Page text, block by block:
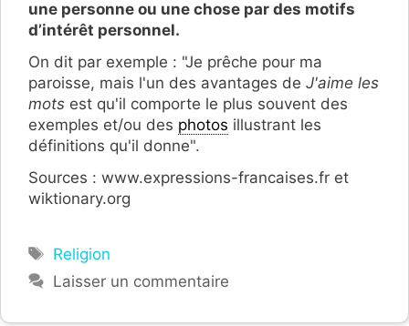
une personne ou une chose par des motifs
d’intérêt personnel.
On dit par exemple : "Je prêche pour ma
paroisse, mais l'un des avantages de J'aime les
mots est qu'il comporte le plus souvent des
exemples et/ou des photos illustrant les
définitions qu'il donne".
Sources : www.expressions-francaises.fr et
wiktionary.org
Étiquettes
Religion
Laisser un commentaire